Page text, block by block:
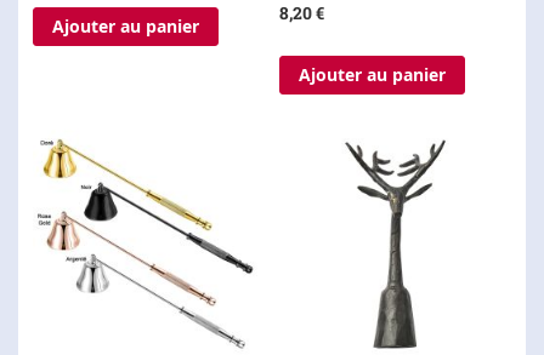
Ajouter au panier
8,20 €
Ajouter au panier